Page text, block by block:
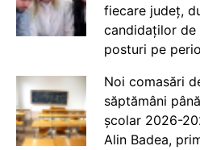
fiecare județ,
candidaților
posturi pe
Noi comasări
săptămâni
școlar 2026-
Alin Badea,